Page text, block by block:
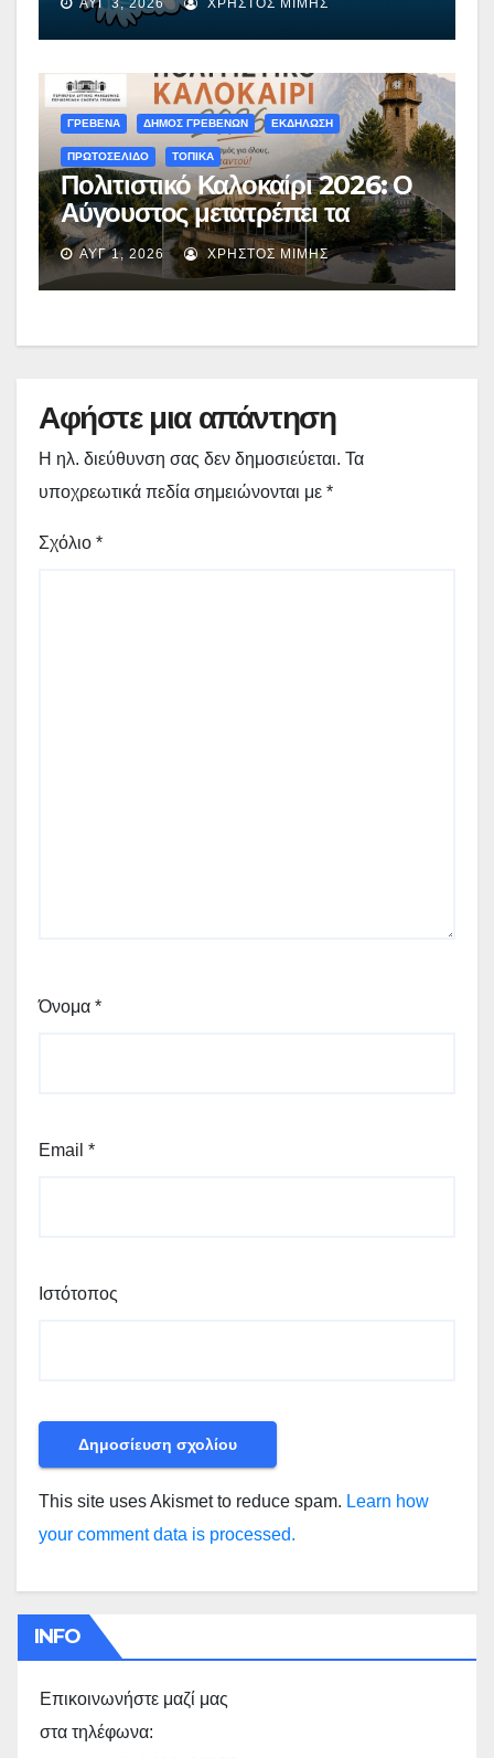
κοινότητες
ΑΥΓ 3, 2026 ΧΡΉΣΤΟΣ ΜΊΜΗΣ
ΓΡΕΒΕΝΑ ΔΗΜΟΣ ΓΡΕΒΕΝΩΝ ΕΚΔΗΛΩΣΗ
ΠΡΩΤΟΣΕΛΙΔΟ ΤΟΠΙΚΑ
Πολιτιστικό Καλοκαίρι 2026: Ο
Αύγουστος μετατρέπει τα
Γρεβενά σε μια απέραντη σκηνή
πολιτισμού – Το αναλυτικό
πρόγραμμα
ΑΥΓ 1, 2026 ΧΡΉΣΤΟΣ ΜΊΜΗΣ
Αφήστε μια απάντηση
Η ηλ. διεύθυνση σας δεν δημοσιεύεται. Τα
υποχρεωτικά πεδία σημειώνονται με *
Σχόλιο *
Όνομα *
Email *
Ιστότοπος
This site uses Akismet to reduce spam. Learn how
your comment data is processed.
INFO
Επικοινωνήστε μαζί μας
στα τηλέφωνα: